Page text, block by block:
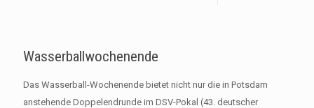
Wasserballwochenende
Das Wasserball-Wochenende bietet nicht nur die in Potsdam
anstehende Doppelendrunde im DSV-Pokal (43. deutscher